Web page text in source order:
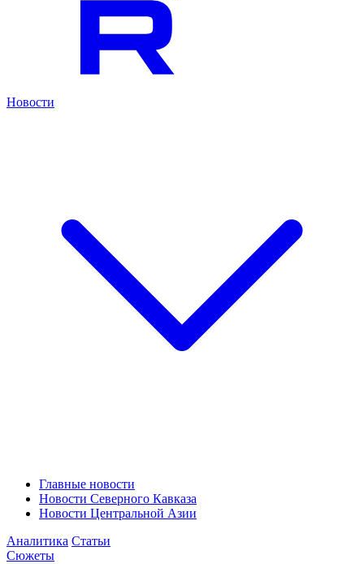
Новости
Главные новости
Новости Северного Кавказа
Новости Центральной Азии
Аналитика Статьи
Сюжеты